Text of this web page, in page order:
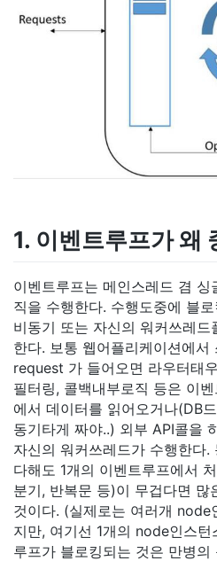
1. 이벤트루프가 왜
이벤트루프는 메인스레드 겸 싱
직을 수행한다. 수행도중에 블
비동기 또는 자신의 워커쓰레드
한다. 보통 웹어플리케이션에서
request 가 들어오면 라우터태
필터링, 콜백내부로직 등은 이
에서 데이터를 읽어오거나(DB
동기타게 짜야..) 외부 API콜을
자신의 워커쓰레드가 수행한다
다해도 1개의 이벤트루프에서
분기, 반복문 등)이 무겁다면 많
것이다. (실제로는 여러개 node
지만, 여기선 1개의 node인스
루프가 블로킹되는 것은 만병의